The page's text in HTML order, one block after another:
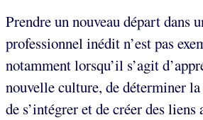
Prendre un nouveau départ dans
professionnel inédit n’est pas
notamment lorsqu’il s’agit
nouvelle culture, de déterminer
de s’intégrer et de créer des liens